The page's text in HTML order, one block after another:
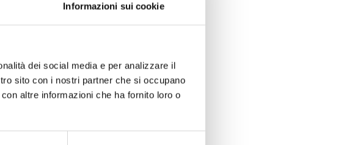
Informazioni sui cookie
dei social media e per analizzare il
sito con i nostri partner che si occupano
altre informazioni che ha fornito loro o